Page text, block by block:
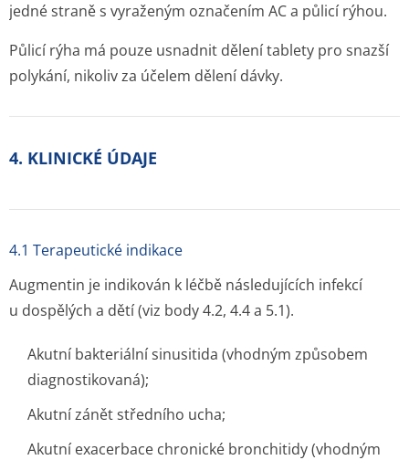
jedné straně s vyraženým označením AC a půlicí rýhou.
Půlicí rýha má pouze usnadnit dělení tablety pro snazší
polykání, nikoliv za účelem dělení dávky.
4. KLINICKÉ ÚDAJE
4.1 Terapeutické indikace
Augmentin je indikován k léčbě následujících infekcí
u dospělých a dětí (viz body 4.2, 4.4 a 5.1).
Akutní bakteriální sinusitida (vhodným způsobem
diagnostikovaná);
Akutní zánět středního ucha;
Akutní exacerbace chronické bronchitidy (vhodným